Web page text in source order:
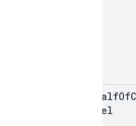
BehalfOf
Channel